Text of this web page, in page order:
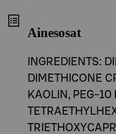
Ainesosat
INGREDIENTS:
DIMETHICONE
KAOLIN, PEG-10